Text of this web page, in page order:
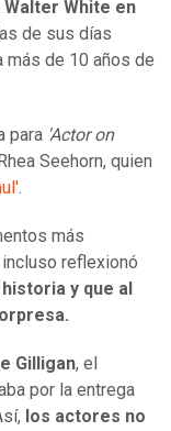
Walter White en
de sus días
de 10 años de
para 'Actor on
Seehorn, quien
.
más
reflexionó
y que al
Gilligan, el
por la entrega
los actores no